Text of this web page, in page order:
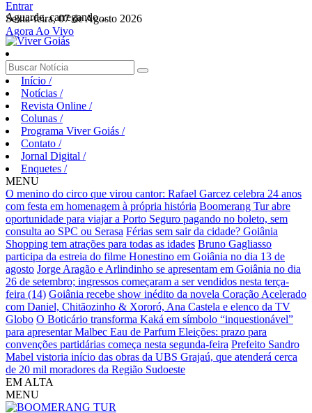
Aguarde, carregando...
Entrar
Sexta-feira, 07 de Agosto 2026
Agora Ao Vivo
Início /
Notícias /
Revista Online /
Colunas /
Programa Viver Goiás /
Contato /
Jornal Digital /
Enquetes /
MENU
O menino do circo que virou cantor: Rafael Garcez celebra 24 anos
com festa em homenagem à própria história Boomerang Tur abre
oportunidade para viajar a Porto Seguro pagando no boleto, sem
consulta ao SPC ou Serasa Férias sem sair da cidade? Goiânia
Shopping tem atrações para todas as idades Bruno Gagliasso
participa da estreia do filme Honestino em Goiânia no dia 13 de
agosto Jorge Aragão e Arlindinho se apresentam em Goiânia no dia
26 de setembro; ingressos começaram a ser vendidos nesta terça-
feira (14) Goiânia recebe show inédito da novela Coração Acelerado
com Daniel, Chitãozinho & Xororó, Ana Castela e elenco da TV
Globo O Boticário transforma Kaká em símbolo “inquestionável”
para apresentar Malbec Eau de Parfum Eleições: prazo para
convenções partidárias começa nesta segunda-feira Prefeito Sandro
Mabel vistoria início das obras da UBS Grajaú, que atenderá cerca
de 20 mil moradores da Região Sudoeste
EM ALTA
MENU